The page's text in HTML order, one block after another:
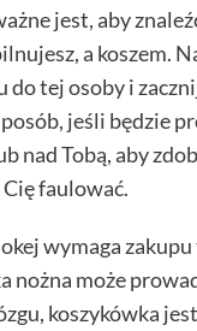
jest, aby
a koszem.
do tej osoby i
jeśli będzie
nad Tobą, aby
Cię faulować.
wymaga
nożna może
koszykówka